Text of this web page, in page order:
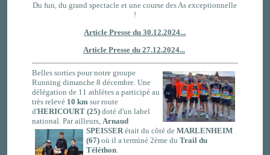
Du fun, du grand spectacle et une course des As exceptionnelle
!
Article Presse du 30.12.2024...
Article Presse du 27.12.2024...
Belles sorties pour notre groupe
Running dimanche 8 décembre. Une
délégation de 11 athlètes a participé au
très relevé 10 km sur route
d'HERICOURT (25)doté d'un label
national. Par ailleurs, Arnaud
SPEISSER était du côté de MARLENHEIM
(67)où il a terminé 2ème du Trail du
Téléthon.